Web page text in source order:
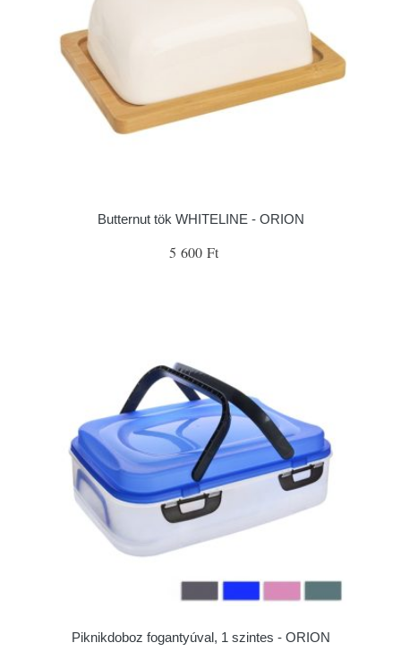
Butternut tök WHITELINE - ORION
5 600 Ft
Piknikdoboz fogantyúval, 1 szintes - ORION